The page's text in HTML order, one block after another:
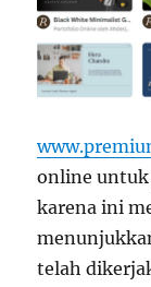
online
karena ini
telah